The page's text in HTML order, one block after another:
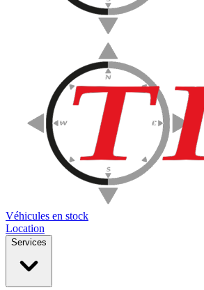
Véhicules en stock
Location
Services